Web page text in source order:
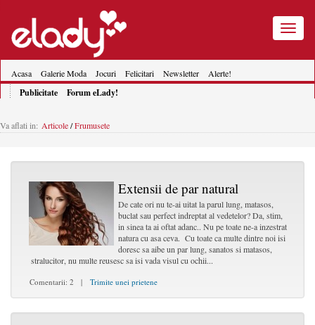
Toggle
Acasa Galerie Moda Jocuri Felicitari Newsletter Alerte!
Publicitate Forum eLady!
Va aflati in: Articole/Frumusete
Extensii de par natural
De cate ori nu te-ai uitat la parul lung, matasos,
buclat sau perfect indreptat al vedetelor? Da, stim,
in sinea ta ai oftat adanc.. Nu pe toate ne-a inzestrat
natura cu asa ceva. Cu toate ca multe dintre noi isi
doresc sa aibe un par lung, sanatos si matasos,
stralucitor, nu multe reusesc sa isi vada visul cu ochii...
Comentarii: 2 | Trimite unei prietene